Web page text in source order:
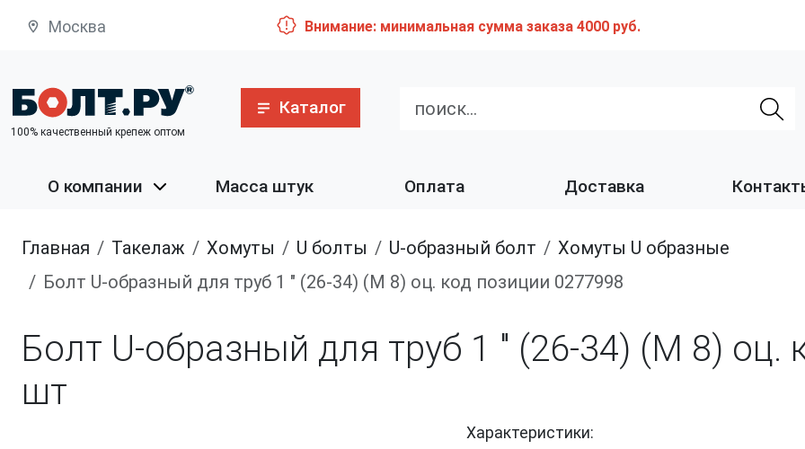
Москва Внимание: минимальная сумма заказа 4000 руб.
100% качественный крепеж оптом
Каталог
О компании Масса штук Оплата Доставка
Главная такелаж хомуты U болты U-образный болт
Хомуты U образные
Болт U-образный для труб 1 " (26-34) (М 8) оц. код позиции 0277998
Болт U-образный для труб 1 " (26-34) (М 8) оц.
шт
Характеристики: